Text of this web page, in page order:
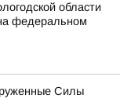
области
федеральном
Силы